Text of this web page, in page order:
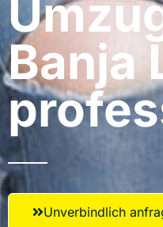
Banja
Unverbindlich